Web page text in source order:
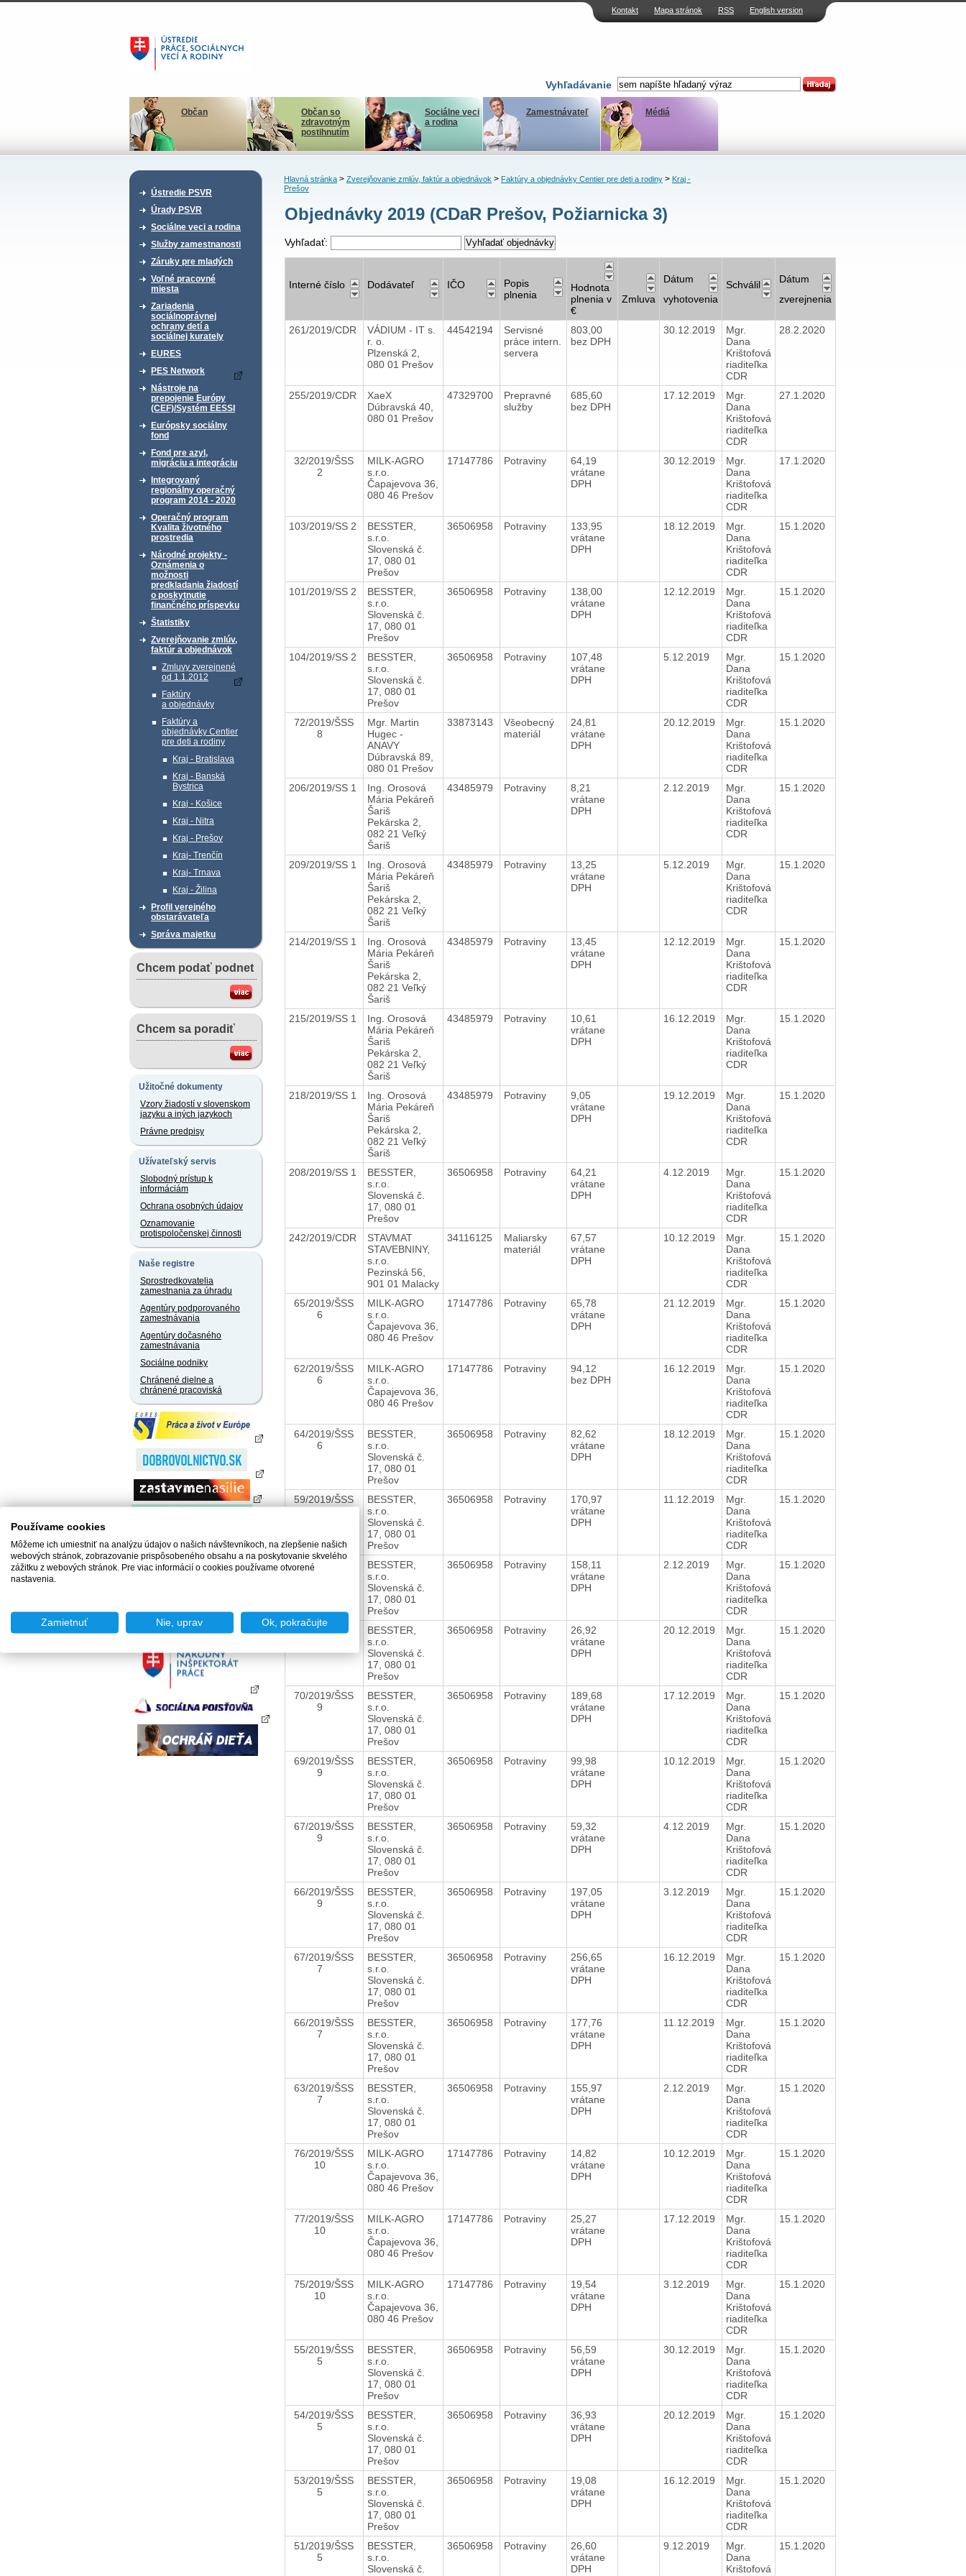
Kontakt Mapa stránok RSS English version
Vyhľadávanie
Občan
Občan so
zdravotným
postihnutím
Sociálne veci
a rodina
Zamestnávateľ Médiá
Ústredie PSVR
Úrady PSVR
Sociálne veci a rodina
Služby zamestnanosti
Záruky pre mladých
Voľné pracovné
miesta
Zariadenia
sociálnoprávnej
ochrany detí a
sociálnej kurately
EURES
PES Network
Nástroje na
prepojenie Európy
(CEF)/Systém EESSI
Európsky sociálny
fond
Fond pre azyl,
migráciu a integráciu
Integrovaný
regionálny operačný
program 2014 - 2020
Operačný program
Kvalita životného
prostredia
Národné projekty -
Oznámenia o
možnosti
predkladania žiadostí
o poskytnutie
finančného príspevku
Štatistiky
Zverejňovanie zmlúv,
faktúr a objednávok
Zmluvy zverejnené
od 1.1.2012
Faktúry
a objednávky
Faktúry a
objednávky Centier
pre deti a rodiny
Kraj - Bratislava
Kraj - Banská
Bystrica
Kraj - Košice
Kraj - Nitra
Kraj - Prešov
Kraj- Trenčín
Kraj- Trnava
Kraj - Žilina
Profil verejného
obstarávateľa
Správa majetku
Chcem podať podnet
Chcem sa poradiť
Užitočné dokumenty
Vzory žiadostí v slovenskom
jazyku a iných jazykoch
Právne predpisy
Užívateľský servis
Slobodný prístup k
informáciám
Ochrana osobných údajov
Oznamovanie
protispoločenskej činnosti
Naše registre
Sprostredkovatelia
zamestnania za úhradu
Agentúry podporovaného
zamestnávania
Agentúry dočasného
zamestnávania
Sociálne podniky
Chránené dielne a
chránené pracoviská
Hlavná stránka> Zverejňovanie zmlúv, faktúr a objednávok> Faktúry a objednávky Centier pre deti a rodiny> Kraj -
Prešov
Objednávky 2019 (CDaR Prešov, Požiarnicka 3)
Vyhľadať:
Interné číslo Dodávateľ IČO
Popis
plnenia
Hodnota
plnenia v
€
Zmluva
Dátum
vyhotovenia
Schválil
Dátum
zverejnenia
261/2019/CDR
VÁDIUM - IT s.
r. o.
Plzenská 2,
080 01 Prešov
44542194
Servisné
práce intern.
servera
803,00
bez DPH
30.12.2019
Mgr.
Dana
Krištofová
riaditeľka
CDR
28.2.2020
255/2019/CDR
XaeX
Dúbravská 40,
080 01 Prešov
47329700
Prepravné
služby
685,60
bez DPH
17.12.2019
Mgr.
Dana
Krištofová
riaditeľka
CDR
27.1.2020
32/2019/ŠSS
2
MILK-AGRO
s.r.o.
Čapajevova 36,
080 46 Prešov
17147786 Potraviny
64,19
vrátane
DPH
30.12.2019
Mgr.
Dana
Krištofová
riaditeľka
CDR
17.1.2020
103/2019/SS 2
BESSTER,
s.r.o.
Slovenská č.
17, 080 01
Prešov
36506958 Potraviny
133,95
vrátane
DPH
18.12.2019
Mgr.
Dana
Krištofová
riaditeľka
CDR
15.1.2020
101/2019/SS 2
BESSTER,
s.r.o.
Slovenská č.
17, 080 01
Prešov
36506958 Potraviny
138,00
vrátane
DPH
12.12.2019
Mgr.
Dana
Krištofová
riaditeľka
CDR
15.1.2020
104/2019/SS 2
BESSTER,
s.r.o.
Slovenská č.
17, 080 01
Prešov
36506958 Potraviny
107,48
vrátane
DPH
5.12.2019
Mgr.
Dana
Krištofová
riaditeľka
CDR
15.1.2020
72/2019/ŠSS
8
Mgr. Martin
Hugec -
ANAVY
Dúbravská 89,
080 01 Prešov
33873143
Všeobecný
materiál
24,81
vrátane
DPH
20.12.2019
Mgr.
Dana
Krištofová
riaditeľka
CDR
15.1.2020
206/2019/SS 1
Ing. Orosová
Mária Pekáreň
Šariš
Pekárska 2,
082 21 Veľký
Šariš
43485979 Potraviny
8,21
vrátane
DPH
2.12.2019
Mgr.
Dana
Krištofová
riaditeľka
CDR
15.1.2020
209/2019/SS 1
Ing. Orosová
Mária Pekáreň
Šariš
Pekárska 2,
082 21 Veľký
Šariš
43485979 Potraviny
13,25
vrátane
DPH
5.12.2019
Mgr.
Dana
Krištofová
riaditeľka
CDR
15.1.2020
214/2019/SS 1
Ing. Orosová
Mária Pekáreň
Šariš
Pekárska 2,
082 21 Veľký
Šariš
43485979 Potraviny
13,45
vrátane
DPH
12.12.2019
Mgr.
Dana
Krištofová
riaditeľka
CDR
15.1.2020
215/2019/SS 1
Ing. Orosová
Mária Pekáreň
Šariš
Pekárska 2,
082 21 Veľký
Šariš
43485979 Potraviny
10,61
vrátane
DPH
16.12.2019
Mgr.
Dana
Krištofová
riaditeľka
CDR
15.1.2020
218/2019/SS 1
Ing. Orosová
Mária Pekáreň
Šariš
Pekárska 2,
082 21 Veľký
Šariš
43485979 Potraviny
9,05
vrátane
DPH
19.12.2019
Mgr.
Dana
Krištofová
riaditeľka
CDR
15.1.2020
208/2019/SS 1
BESSTER,
s.r.o.
Slovenská č.
17, 080 01
Prešov
36506958 Potraviny
64,21
vrátane
DPH
4.12.2019
Mgr.
Dana
Krištofová
riaditeľka
CDR
15.1.2020
242/2019/CDR
STAVMAT
STAVEBNINY,
s.r.o.
Pezinská 56,
901 01 Malacky
34116125
Maliarsky
materiál
67,57
vrátane
DPH
10.12.2019
Mgr.
Dana
Krištofová
riaditeľka
CDR
15.1.2020
65/2019/ŠSS
6
MILK-AGRO
s.r.o.
Čapajevova 36,
080 46 Prešov
17147786 Potraviny
65,78
vrátane
DPH
21.12.2019
Mgr.
Dana
Krištofová
riaditeľka
CDR
15.1.2020
62/2019/ŠSS
6
MILK-AGRO
s.r.o.
Čapajevova 36,
080 46 Prešov
17147786 Potraviny
94,12
bez DPH
16.12.2019
Mgr.
Dana
Krištofová
riaditeľka
CDR
15.1.2020
64/2019/ŠSS
6
BESSTER,
s.r.o.
Slovenská č.
17, 080 01
Prešov
36506958 Potraviny
82,62
vrátane
DPH
18.12.2019
Mgr.
Dana
Krištofová
riaditeľka
CDR
15.1.2020
59/2019/ŠSS
6
BESSTER,
s.r.o.
Slovenská č.
17, 080 01
Prešov
36506958 Potraviny
170,97
vrátane
DPH
11.12.2019
Mgr.
Dana
Krištofová
riaditeľka
CDR
15.1.2020
56/2019/ŠSS
BESSTER,
s.r.o.
Slovenská č.
17, 080 01
Prešov
36506958 Potraviny
158,11
vrátane
DPH
2.12.2019
Mgr.
Dana
Krištofová
riaditeľka
CDR
15.1.2020
73/2019/ŠSS
BESSTER,
s.r.o.
Slovenská č.
17, 080 01
Prešov
36506958 Potraviny
26,92
vrátane
DPH
20.12.2019
Mgr.
Dana
Krištofová
riaditeľka
CDR
15.1.2020
70/2019/ŠSS
9
BESSTER,
s.r.o.
Slovenská č.
17, 080 01
Prešov
36506958 Potraviny
189,68
vrátane
DPH
17.12.2019
Mgr.
Dana
Krištofová
riaditeľka
CDR
15.1.2020
69/2019/ŠSS
9
BESSTER,
s.r.o.
Slovenská č.
17, 080 01
Prešov
36506958 Potraviny
99,98
vrátane
DPH
10.12.2019
Mgr.
Dana
Krištofová
riaditeľka
CDR
15.1.2020
67/2019/ŠSS
9
BESSTER,
s.r.o.
Slovenská č.
17, 080 01
Prešov
36506958 Potraviny
59,32
vrátane
DPH
4.12.2019
Mgr.
Dana
Krištofová
riaditeľka
CDR
15.1.2020
66/2019/ŠSS
9
BESSTER,
s.r.o.
Slovenská č.
17, 080 01
Prešov
36506958 Potraviny
197,05
vrátane
DPH
3.12.2019
Mgr.
Dana
Krištofová
riaditeľka
CDR
15.1.2020
67/2019/ŠSS
7
BESSTER,
s.r.o.
Slovenská č.
17, 080 01
Prešov
36506958 Potraviny
256,65
vrátane
DPH
16.12.2019
Mgr.
Dana
Krištofová
riaditeľka
CDR
15.1.2020
66/2019/ŠSS
7
BESSTER,
s.r.o.
Slovenská č.
17, 080 01
Prešov
36506958 Potraviny
177,76
vrátane
DPH
11.12.2019
Mgr.
Dana
Krištofová
riaditeľka
CDR
15.1.2020
63/2019/ŠSS
7
BESSTER,
s.r.o.
Slovenská č.
17, 080 01
Prešov
36506958 Potraviny
155,97
vrátane
DPH
2.12.2019
Mgr.
Dana
Krištofová
riaditeľka
CDR
15.1.2020
76/2019/ŠSS
10
MILK-AGRO
s.r.o.
Čapajevova 36,
080 46 Prešov
17147786 Potraviny
14,82
vrátane
DPH
10.12.2019
Mgr.
Dana
Krištofová
riaditeľka
CDR
15.1.2020
77/2019/ŠSS
10
MILK-AGRO
s.r.o.
Čapajevova 36,
080 46 Prešov
17147786 Potraviny
25,27
vrátane
DPH
17.12.2019
Mgr.
Dana
Krištofová
riaditeľka
CDR
15.1.2020
75/2019/ŠSS
10
MILK-AGRO
s.r.o.
Čapajevova 36,
080 46 Prešov
17147786 Potraviny
19,54
vrátane
DPH
3.12.2019
Mgr.
Dana
Krištofová
riaditeľka
CDR
15.1.2020
55/2019/ŠSS
5
BESSTER,
s.r.o.
Slovenská č.
17, 080 01
Prešov
36506958 Potraviny
56,59
vrátane
DPH
30.12.2019
Mgr.
Dana
Krištofová
riaditeľka
CDR
15.1.2020
54/2019/ŠSS
5
BESSTER,
s.r.o.
Slovenská č.
17, 080 01
Prešov
36506958 Potraviny
36,93
vrátane
DPH
20.12.2019
Mgr.
Dana
Krištofová
riaditeľka
CDR
15.1.2020
53/2019/ŠSS
5
BESSTER,
s.r.o.
Slovenská č.
17, 080 01
Prešov
36506958 Potraviny
19,08
vrátane
DPH
16.12.2019
Mgr.
Dana
Krištofová
riaditeľka
CDR
15.1.2020
51/2019/ŠSS
5
BESSTER,
s.r.o.
Slovenská č.
36506958 Potraviny
26,60
vrátane
DPH
9.12.2019
Mgr.
Dana
Krištofová
15.1.2020
Používame cookies
Môžeme ich umiestniť na analýzu údajov o našich návštevníkoch, na zlepšenie našich
webových stránok, zobrazovanie prispôsobeného obsahu a na poskytovanie skvelého
zážitku z webových stránok. Pre viac informácií o cookies používame otvorené
nastavenia.
Zamietnuť Nie, uprav Ok, pokračujte